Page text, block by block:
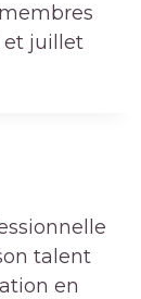
et juillet
talent
en